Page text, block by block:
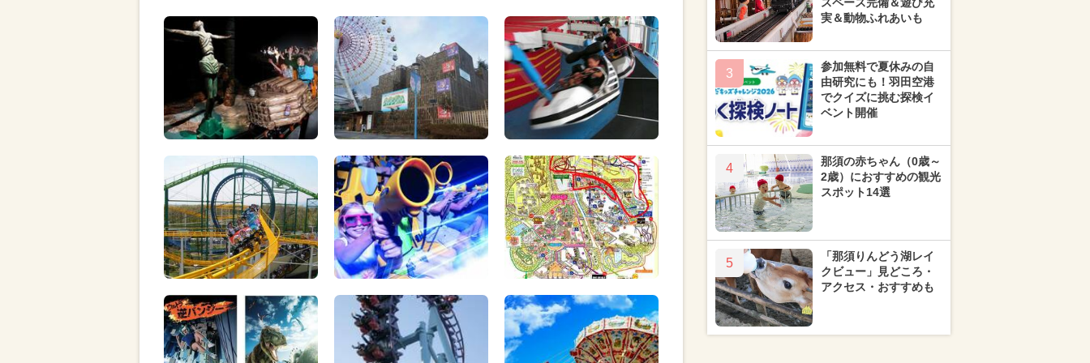
実＆動物ふれあいも
3
参加無料で夏休みの自
由研究にも！羽田空港
でクイズに挑む探検イ
ベント開催
4
那須の赤ちゃん（0歳～
2歳）におすすめの観光
スポット14選
5
「那須りんどう湖レイ
クビュー」見どころ・
アクセス・おすすめも